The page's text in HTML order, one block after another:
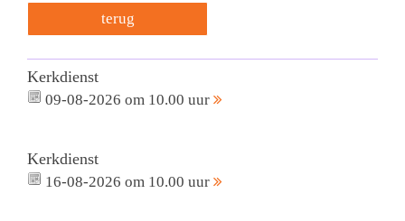
terug
Kerkdienst
09-08-2026 om 10.00 uur
Kerkdienst
16-08-2026 om 10.00 uur